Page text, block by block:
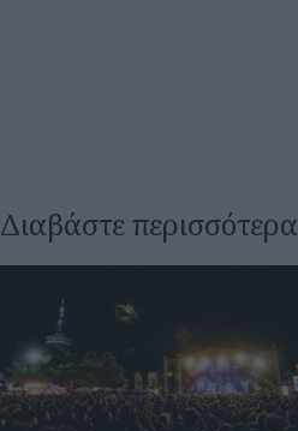
Διαβάστε περισσότερα